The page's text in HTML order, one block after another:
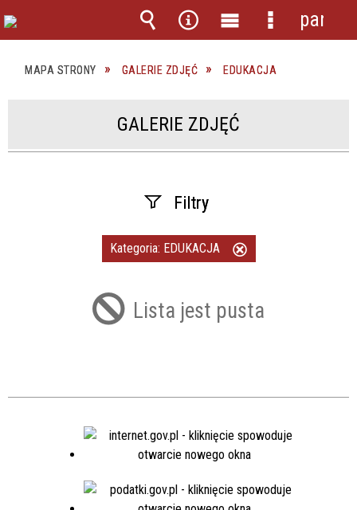
MAPA STRONY GALERIE ZDJĘĆ EDUKACJA
GALERIE ZDJĘĆ
Filtry
Fraza
Kategoria
Kategoria: EDUKACJA
Lista jest pusta
Wyszukiwarka
Narzędzia
Menu
główne
Menu
szczegółowe
panel